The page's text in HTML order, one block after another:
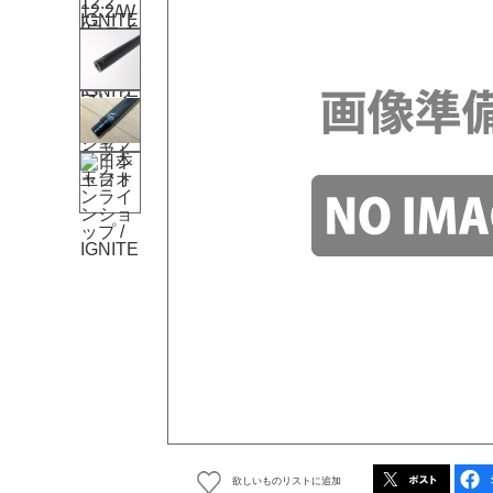
欲しいものリストに追加